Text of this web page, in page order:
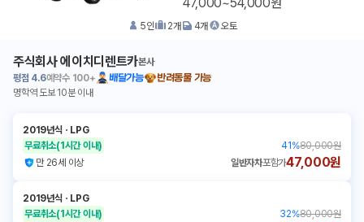
5인 2개 4개 오토
주식회사 에이치디렌트카본사
평점 4.6예약수 100+ 배달가능
반려동물 가능
명학역 도보 10분 이내
2019년식 ㆍ LPG
무료취소(1시간 이내) 41 %80,000원
만 26세 이상
일반자차포함가47,000원
2019년식 ㆍ LPG
무료취소(1시간 이내) 32%80,000원